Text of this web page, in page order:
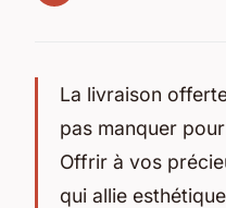
La livraison
pas manquer
Offrir à vos
qui allie